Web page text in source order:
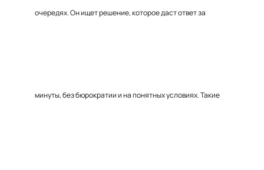
очередях. Он ищет решение, которое даст ответ за
минуты, без бюрократии и на понятных условиях. Такие